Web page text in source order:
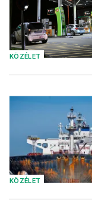
KÖZÉLET
KÖZÉLET